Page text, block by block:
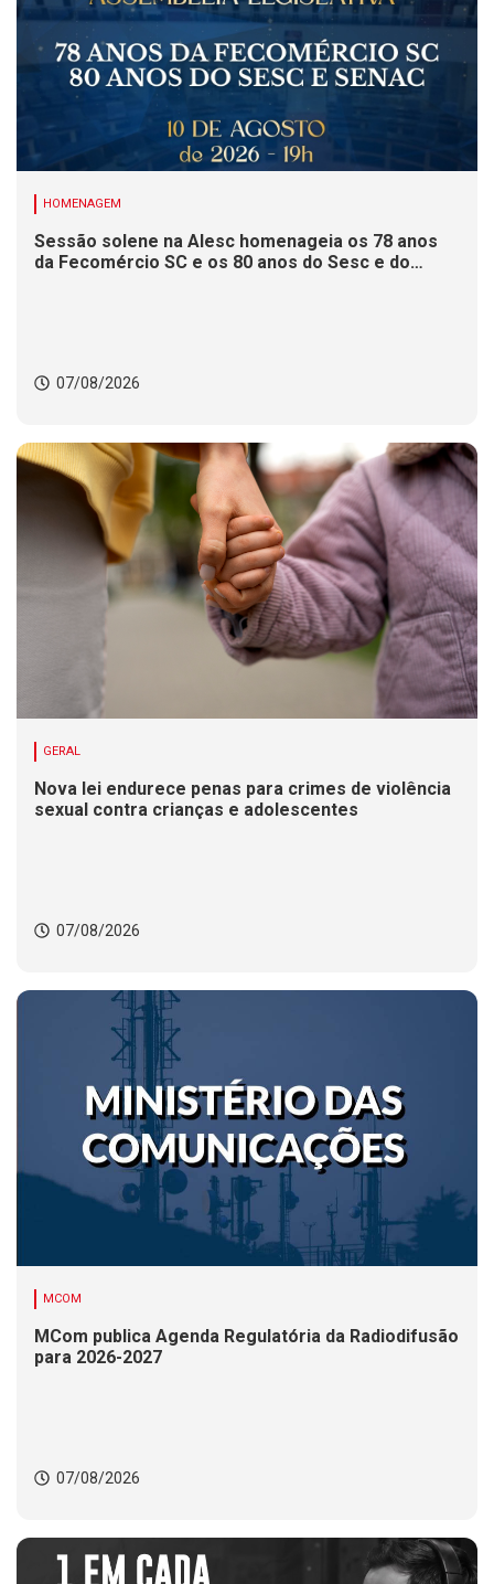
HOMENAGEM
Sessão solene na Alesc homenageia os 78 anos
da Fecomércio SC e os 80 anos do Sesc e do
07/08/2026
GERAL
Nova lei endurece penas para crimes de violência
sexual contra crianças e adolescentes
07/08/2026
MCOM
MCom publica Agenda Regulatória da Radiodifusão
para 2026-2027
07/08/2026